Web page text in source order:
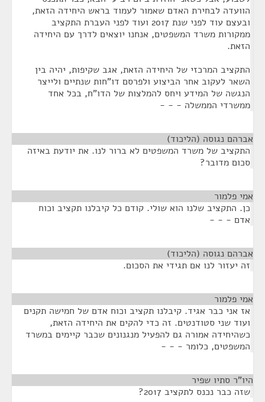
הוועדה לבחירת האדם שאמור לעמוד בראש היחידה הזאת,
ובעצם עוד לפני שנת 2017 ועוד לפני העברת התקציב
ממקורות משרד המשפטים, אנחנו יוצאים לדרך עם היחידה
הזאת.
התקציב המרכזי של היחידה הזאת, אגב שקיפות, יהיה בין
השאר לעקוב אחר הביצוע ולפרסם דו"חות שנתיים ולייצר
הנגשה של המידע ויחס להמלצות של הדו"ח, בכל אחד
ממשרדי הממשלה - - -
אברהם נגוסה (הליכוד)
התקציב של משרד המשפטים לא ברור לנו. את יודעת באיזה
סכום מדובר?
אמי פלמור
כן. התקציב שלנו הוא שולי. קודם כל קיבלנו תקציב וכוח
אדם - - -
אברהם נגוסה (הליכוד)
זה יעזור לנו אם תגידי את הסכום.
אמי פלמור
אז אני כבר אגיד. קיבלנו תקציב וכוח אדם של חמישה תקנים
ועוד שני סטודנטים. זה כדי להקים את היחידה הזאת,
כשהיחידה אמורה גם להפעיל מנגנונים שכבר קיימים במשרד
המשפטים, כלומר - - -
היו"ר סתיו שפיר
שזה כבר נכנס לתקציב 2017?